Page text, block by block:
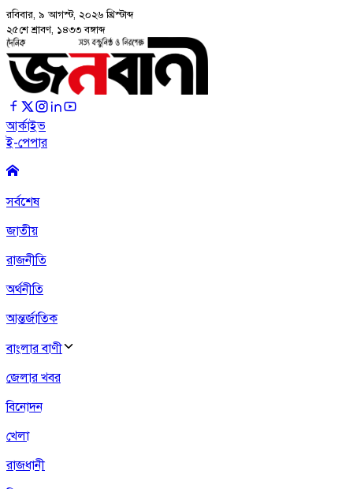
রবিবার, ৯ আগস্ট, ২০২৬ খ্রিস্টাব্দ
২৫শে শ্রাবণ, ১৪৩৩ বঙ্গাব্দ
আর্কাইভ
ই-পেপার
সর্বশেষ
জাতীয়
রাজনীতি
অর্থনীতি
আন্তর্জাতিক
বাংলার বাণী
জেলার খবর
বিনোদন
খেলা
রাজধানী